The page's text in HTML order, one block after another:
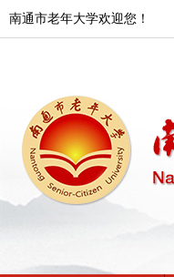
南通市老年大学欢迎您！